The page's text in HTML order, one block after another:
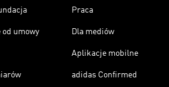
od umowy
Praca
Dla mediów
Aplikacje mobilne
adidas Confirmed